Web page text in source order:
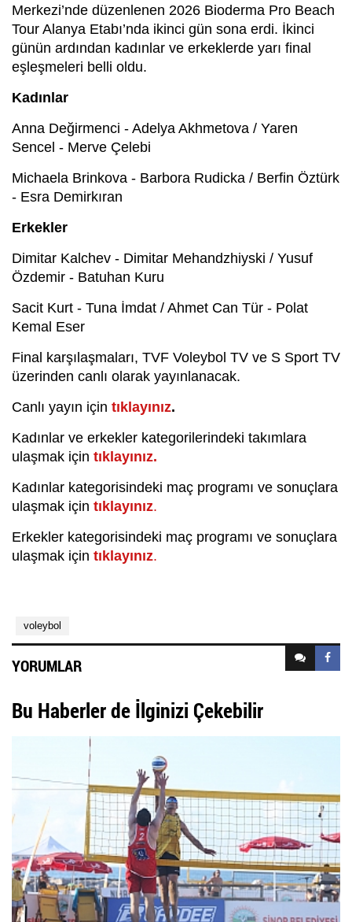
Merkezi’nde düzenlenen 2026 Bioderma Pro Beach
Tour Alanya Etabı’nda ikinci gün sona erdi. İkinci
günün ardından kadınlar ve erkeklerde yarı final
eşleşmeleri belli oldu.
Kadınlar
Anna Değirmenci - Adelya Akhmetova / Yaren
Sencel - Merve Çelebi
Michaela Brinkova - Barbora Rudicka / Berfin Öztürk
- Esra Demirkıran
Erkekler
Dimitar Kalchev - Dimitar Mehandzhiyski / Yusuf
Özdemir - Batuhan Kuru
Sacit Kurt - Tuna İmdat / Ahmet Can Tür - Polat
Kemal Eser
Final karşılaşmaları, TVF Voleybol TV ve S Sport TV
üzerinden canlı olarak yayınlanacak.
Canlı yayın için tıklayınız.
Kadınlar ve erkekler kategorilerindeki takımlara
ulaşmak için tıklayınız.
Kadınlar kategorisindeki maç programı ve sonuçlara
ulaşmak için tıklayınız.
Erkekler kategorisindeki maç programı ve sonuçlara
ulaşmak için tıklayınız.
voleybol
YORUMLAR
Bu Haberler de İlginizi Çekebilir